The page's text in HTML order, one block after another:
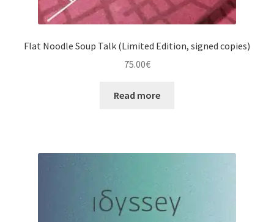
Flat Noodle Soup Talk (Limited Edition, signed copies)
75.00€
Read more